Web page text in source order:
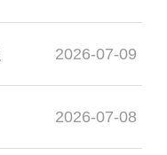
2026-07-09
2026-07-08